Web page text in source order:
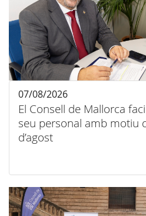
El Consell de Mallorca
seu personal amb motiu
d’agost
07/08/2026